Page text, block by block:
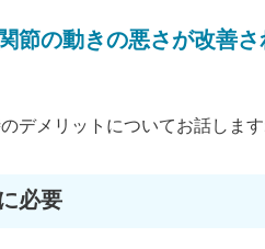
節の動きの悪さが改善さ
デメリットについてお話します
必要